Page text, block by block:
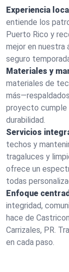
Experiencia
entiende los
Puerto Rico y
mejor en nuestra
seguro
Materiales y
materiales de
proyecto cumple
durabilidad.
Servicios
techos y
tragaluces y
ofrece un
todas
Enfoque
integridad,
hace de
Carrizales, PR.
en cada paso.